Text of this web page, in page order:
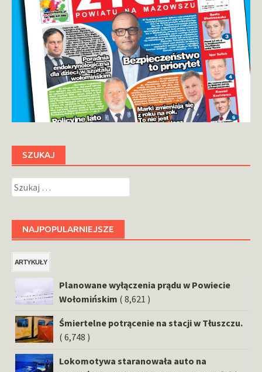
SZUKAJ
Szukaj:
NAJPOPULARNIEJSZE
ARTYKUŁY
Planowane wyłączenia prądu w Powiecie
Wołomińskim ( 8,621 )
Śmiertelne potrącenie na stacji w Tłuszczu.
( 6,748 )
Lokomotywa staranowała auto na